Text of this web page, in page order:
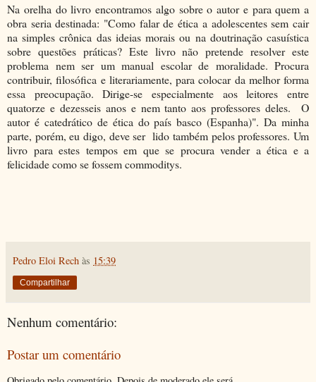
Na orelha do livro encontramos algo sobre o autor e para quem a
obra seria destinada: "Como falar de ética a adolescentes sem cair
na simples crônica das ideias morais ou na doutrinação casuística
sobre questões práticas? Este livro não pretende resolver este
problema nem ser um manual escolar de moralidade. Procura
contribuir, filosófica e literariamente, para colocar da melhor forma
essa preocupação. Dirige-se especialmente aos leitores entre
quatorze e dezesseis anos e nem tanto aos professores deles. O
autor é catedrático de ética do país basco (Espanha)". Da minha
parte, porém, eu digo, deve ser lido também pelos professores. Um
livro para estes tempos em que se procura vender a ética e a
felicidade como se fossem commoditys.
Pedro Eloi Rech às 15:39
Compartilhar
Nenhum comentário:
Postar um comentário